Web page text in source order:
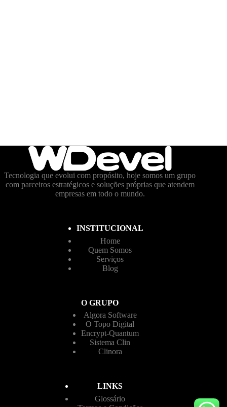
Tecnologia que evolui com propósito, hoje somos um grupo
com parceiros estratégicos e soluções próprias que atendem
empresas em todo o mundo.
INSTITUCIONAL
Home
Quem Somos
Serviços
Blog
O GRUPO
Algora Software
O Topo Digital
Encrypt-Quantum
Sistema Clin
Clinora
LINKS
Glossário